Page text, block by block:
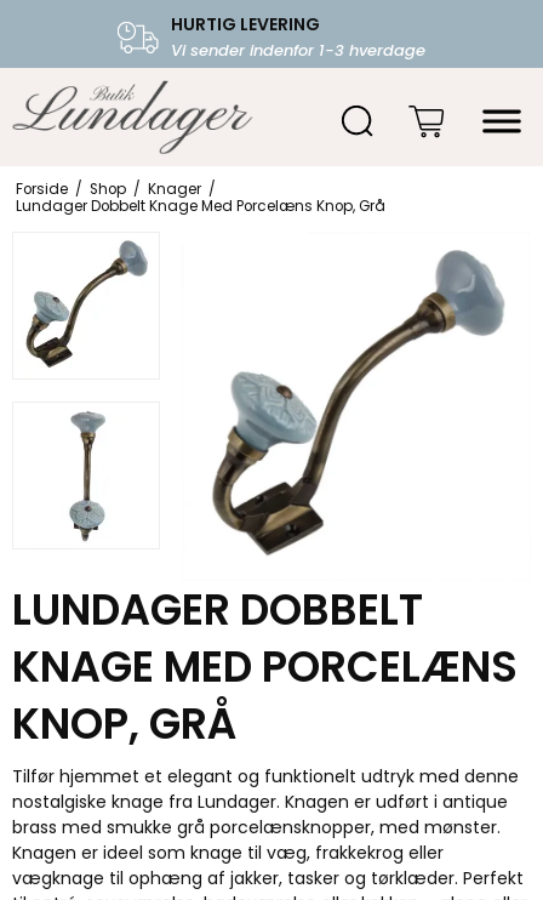
HURTIG LEVERING
Vi sender indenfor 1-3 hverdage
FRI FRAGT OVER 599.-
Starter fra 39,-
Forside / Shop / Knager /
Lundager Dobbelt Knage Med Porcelæns Knop, Grå
LUNDAGER DOBBELT
KNAGE MED PORCELÆNS
KNOP, GRÅ
Tilfør hjemmet et elegant og funktionelt udtryk med denne
nostalgiske knage fra Lundager. Knagen er udført i antique
brass med smukke grå porcelænsknopper, med mønster.
Knagen er ideel som knage til væg, frakkekrog eller
vægknage til ophæng af jakker, tasker og tørklæder. Perfekt